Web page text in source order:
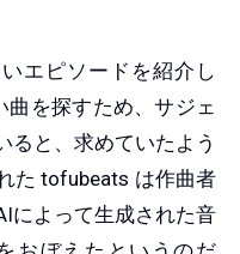
エピソードを紹介し
を探すため、サジェ
ると、求めていたよう
た tofubeats は作曲者
によって生成された音